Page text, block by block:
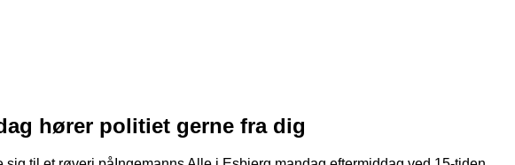
hører politiet gerne fra dig